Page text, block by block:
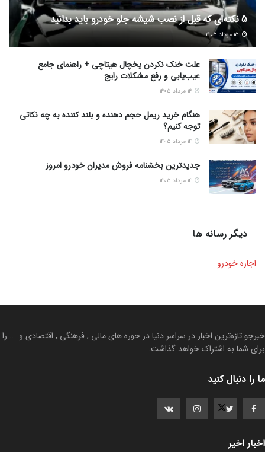
5 نکته‌ای که قبل از نصب شیشه جلو خودرو باید بدانید
علت خنک نکردن یخچال هیتاچی + راهنمای جامع
عیب‌یابی و رفع مشکلات رایج
هنگام خرید ریمل حجم دهنده و بلند کننده به چه نکاتی
توجه کنیم؟
جدیدترین بخشنامه فروش مدیران خودرو امروز
دیگر رسانه ها
اجاره خودرو
خبرجو تازه‌ترین اخبار در سراسر دنیا در حوره های مالی , فرهنگی , اقتصادی و ... را
برای شما به اشتراک خواهد گذاشت.
ما را دنبال کنید
اخبار اخیر